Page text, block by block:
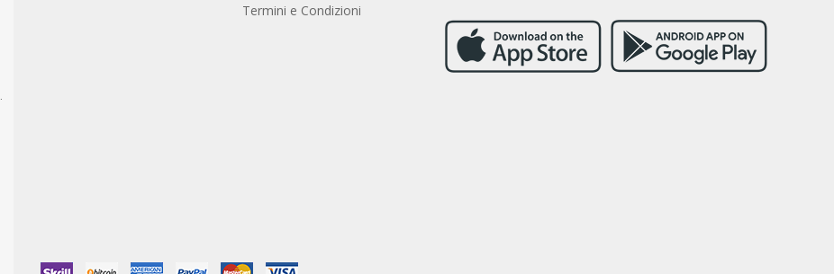
Termini e Condizioni